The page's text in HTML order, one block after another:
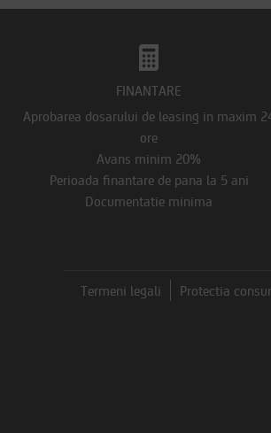
FINANTARE
Aprobarea dosarului de leasing in maxim
ore
Avans minim 20%
Perioada finantare de pana la 5 ani
Documentatie minima
Termeni legali Protectia